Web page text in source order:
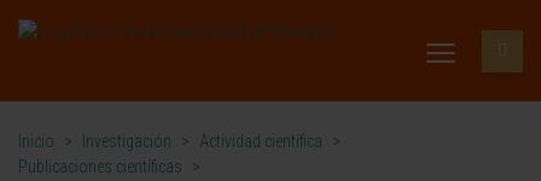
Inicio > Investigación > Actividad científica
>
Publicaciones científicas
>